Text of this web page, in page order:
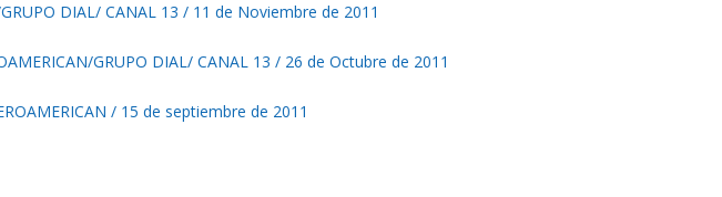
DIAL/ CANAL 13 / 11 de Noviembre de 2011
GRUPO DIAL/ CANAL 13 / 26 de Octubre de 2011
/ 15 de septiembre de 2011